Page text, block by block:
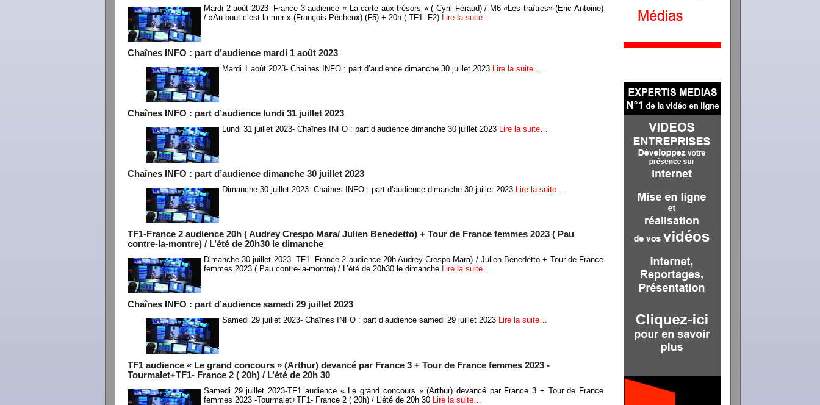
Mardi 2 août 2023 -France 3 audience « La carte aux trésors » ( Cyril Féraud) / M6 «Les traîtres» (Eric Antoine)
/ »Au bout c’est la mer » (François Pécheux) (F5) + 20h ( TF1- F2) Lire la suite…
Chaînes INFO : part d’audience mardi 1 août 2023
Mardi 1 août 2023- Chaînes INFO : part d’audience dimanche 30 juillet 2023 Lire la suite…
Chaînes INFO : part d’audience lundi 31 juillet 2023
Lundi 31 juillet 2023- Chaînes INFO : part d’audience dimanche 30 juillet 2023 Lire la suite…
Chaînes INFO : part d’audience dimanche 30 juillet 2023
Dimanche 30 juillet 2023- Chaînes INFO : part d’audience dimanche 30 juillet 2023 Lire la suite…
TF1-France 2 audience 20h ( Audrey Crespo Mara/ Julien Benedetto) + Tour de France femmes 2023 ( Pau
contre-la-montre) / L’été de 20h30 le dimanche
Dimanche 30 juillet 2023- TF1- France 2 audience 20h Audrey Crespo Mara) / Julien Benedetto + Tour de France
femmes 2023 ( Pau contre-la-montre) / L’été de 20h30 le dimanche Lire la suite…
Chaînes INFO : part d’audience samedi 29 juillet 2023
Samedi 29 juillet 2023- Chaînes INFO : part d’audience samedi 29 juillet 2023 Lire la suite…
TF1 audience « Le grand concours » (Arthur) devancé par France 3 + Tour de France femmes 2023 -
Tourmalet+TF1- France 2 ( 20h) / L’été de 20h 30
Samedi 29 juillet 2023-TF1 audience « Le grand concours » (Arthur) devancé par France 3 + Tour de France
femmes 2023 -Tourmalet+TF1- France 2 ( 20h) / L’été de 20h 30 Lire la suite…